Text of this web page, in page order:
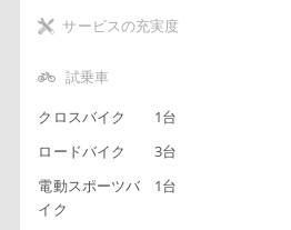
サービスの充実度
試乗車
クロスバイク
1台
ロードバイク
3台
電動スポーツバ
イク
1台